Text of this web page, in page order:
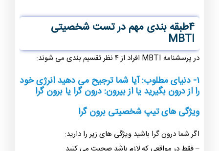
۴طبقه بندی مهم در تست شخصیتی
MBTI
در پرسشنامه MBTI افراد از ۴ نظر تقسیم بندی می شوند:
۱- دنیای مطلوب: آیا شما ترجیح می دهید انرژی خود
را از درون بگیرید یا از بیرون: درون گرا یا برون گرا
ویژگی های تیپ شخصیتی برون گرا
اگر شما درون گرا باشید ویژگی های زیر را دارید: